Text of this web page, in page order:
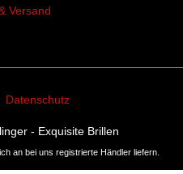
Versand
Datenschutz
- Exquisite Brillen
an bei uns registrierte Händler liefern.